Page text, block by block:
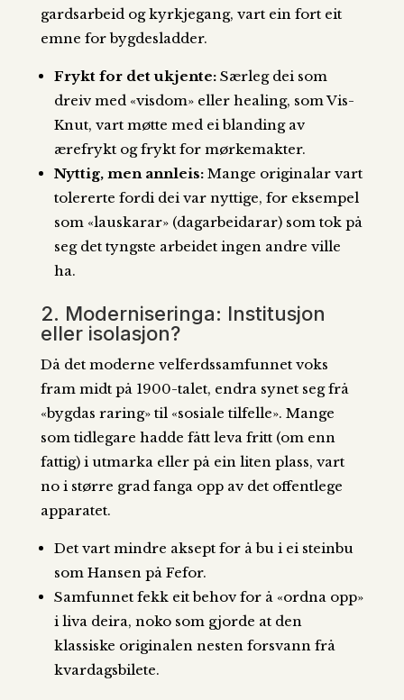
gardsarbeid og kyrkjegang, vart ein fort eit
emne for bygdesladder.
Frykt for det ukjente:Særleg dei som
dreiv med «visdom» eller healing, som Vis-
Knut, vart møtte med ei blanding av
ærefrykt og frykt for mørkemakter.
Nyttig, men annleis:Mange originalar vart
tolererte fordi dei var nyttige, for eksempel
som «lauskarar» (dagarbeidarar) som tok på
seg det tyngste arbeidet ingen andre ville
ha.
2. Moderniseringa: Institusjon
eller isolasjon?
Då det moderne velferdssamfunnet voks
fram midt på 1900-talet, endra synet seg frå
«bygdas raring» til «sosiale tilfelle». Mange
som tidlegare hadde fått leva fritt (om enn
fattig) i utmarka eller på ein liten plass, vart
no i større grad fanga opp av det offentlege
apparatet.
Det vart mindre aksept for å bu i ei steinbu
som Hansen på Fefor.
Samfunnet fekk eit behov for å «ordna opp»
i liva deira, noko som gjorde at den
klassiske originalen nesten forsvann frå
kvardagsbilete.